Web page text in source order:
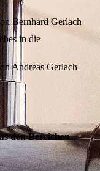
Bernhard Gerlach
in die
Andreas Gerlach
den Bereichen